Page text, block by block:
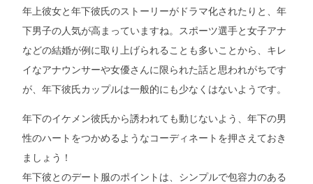
年上彼女と年下彼氏のストーリーがドラマ化されたりと、年
下男子の人気が高まっていますね。スポーツ選手と女子アナ
などの結婚が例に取り上げられることも多いことから、キレ
イなアナウンサーや女優さんに限られた話と思われがちです
が、年下彼氏カップルは一般的にも少なくはないようです。
年下のイケメン彼氏から誘われても動じないよう、年下の男
性のハートをつかめるようなコーディネートを押さえておき
ましょう！
年下彼とのデート服のポイントは、シンプルで包容力のある